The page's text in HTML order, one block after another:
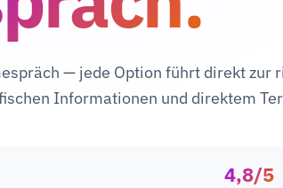
— jede Option führt direkt zur
Informationen und direktem
4,8/5